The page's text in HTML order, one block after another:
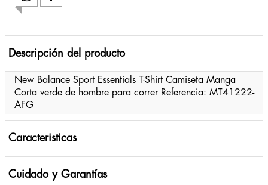
Descripción del producto
New Balance Sport Essentials T-Shirt Camiseta Manga
Corta verde de hombre para correr Referencia: MT41222-
AFG
Caracteristicas
Cuidado y Garantías